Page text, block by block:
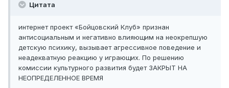
Цитата
интернет проект «Бойцовский Клуб» признан
антисоциальным и негативно влияющим на неокрепшую
детскую психику, вызывает агрессивное поведение и
неадекватную реакцию у играющих. По решению
комиссии культурного развития будет ЗАКРЫТ НА
НЕОПРЕДЕЛЕННОЕ ВРЕМЯ